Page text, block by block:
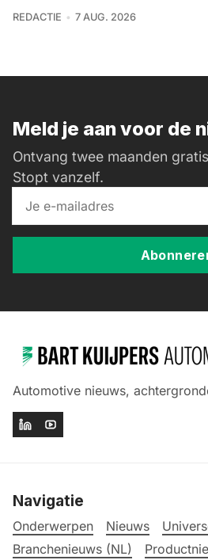
REDACTIE 7 AUG. 2026
Meld je aan voor de
Ontvang twee maanden
Stopt vanzelf.
Automotive nieuws,
Navigatie
Onderwerpen Nieuws
Branchenieuws (NL)